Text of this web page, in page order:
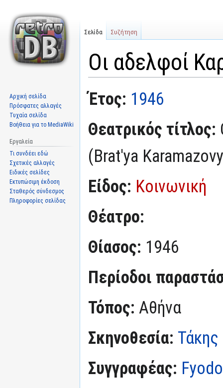
Οι αδελφοί
Μετάβαση
στην
Πήδηση
στην
Έτος: 1946
Θεατρικός τίτλος:
(Brat'ya
Είδος: Κοινωνική
Θέατρο:
Θίασος: 1946
Περίοδοι
Τόπος: Αθήνα
Σκηνοθεσία:
Συγγραφέας:
Σελίδα Συζήτηση
Αρχική σελίδα
Πρόσφατες αλλαγές
Τυχαία σελίδα
Βοήθεια για το MediaWiki
Εργαλεία
Τι συνδέει εδώ
Σχετικές αλλαγές
Ειδικές σελίδες
Εκτυπώσιμη έκδοση
Σταθερός σύνδεσμος
Πληροφορίες σελίδας